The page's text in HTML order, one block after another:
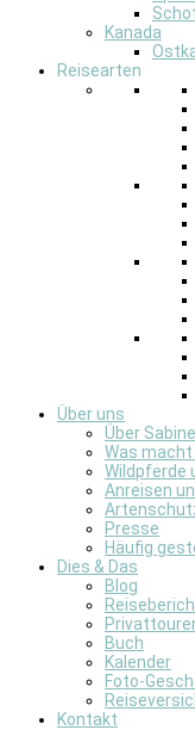
Kanada
Reisearten
Über uns
Über
Was
Wildpferde
Anreisen
Presse
Häufig
Dies & Das
Blog
Buch
Kalender
Foto-
Kontakt